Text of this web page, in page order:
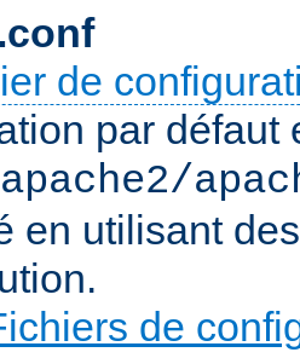
de
par défaut
en utilisant
de